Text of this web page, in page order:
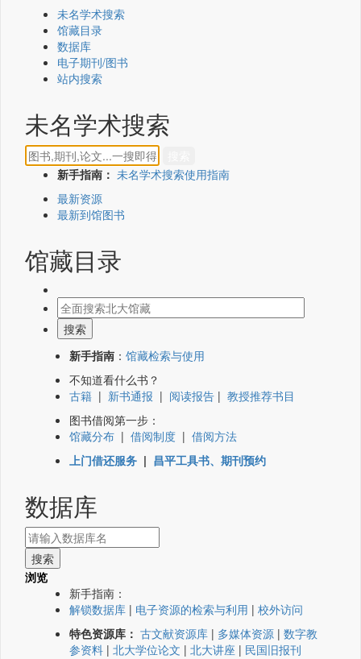
未名学术搜索
馆藏目录
数据库
电子期刊/图书
站内搜索
未名学术搜索
新手指南： 未名学术搜索使用指南
最新资源
最新到馆图书
馆藏目录
新手指南 ： 馆藏检索与使用
不知道看什么书？
古籍 | 新书通报 | 阅读报告 | 教授推荐书目
图书借阅第一步：
馆藏分布 | 借阅制度 | 借阅方法
上门借还服务 | 昌平工具书、期刊预约
数据库
浏览
新手指南：
解锁数据库 | 电子资源的检索与利用 | 校外访问
特色资源库： 古文献资源库 | 多媒体资源 | 数字教
参资料 | 北大学位论文 | 北大讲座 | 民国旧报刊